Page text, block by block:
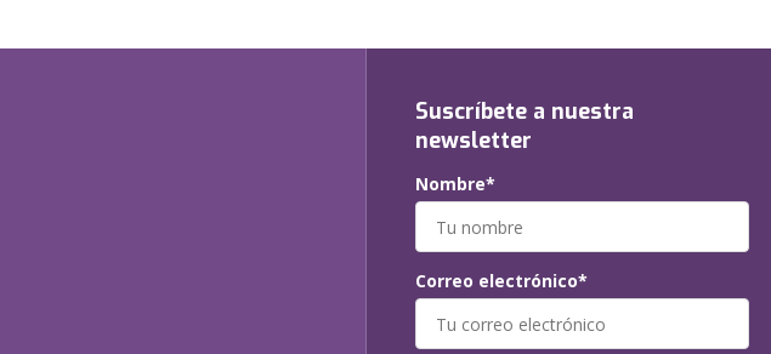
Suscríbete a nuestra
newsletter
Nombre*
Correo electrónico*